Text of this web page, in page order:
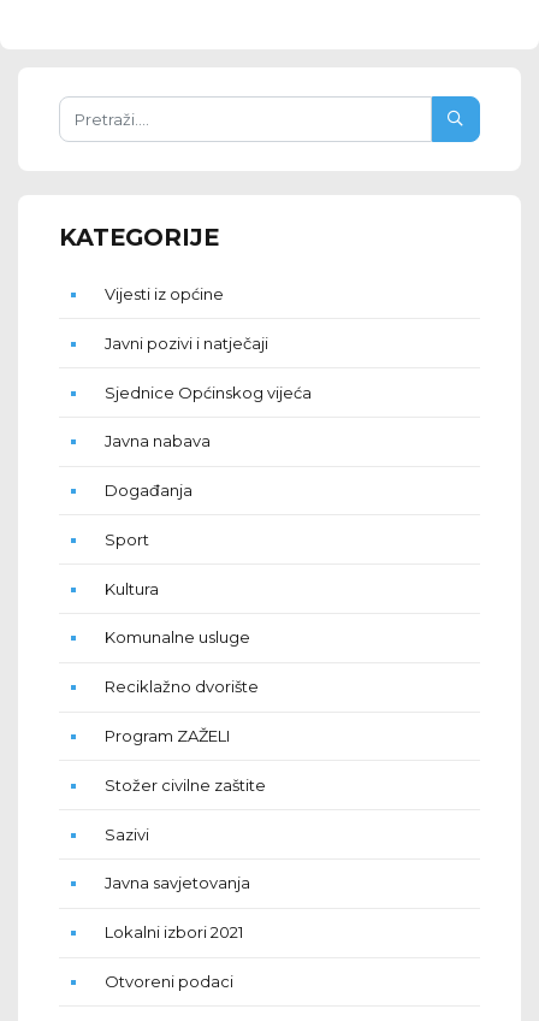
KATEGORIJE
Vijesti iz općine
Javni pozivi i natječaji
Sjednice Općinskog vijeća
Javna nabava
Događanja
Sport
Kultura
Komunalne usluge
Reciklažno dvorište
Program ZAŽELI
Stožer civilne zaštite
Sazivi
Javna savjetovanja
Lokalni izbori 2021
Otvoreni podaci